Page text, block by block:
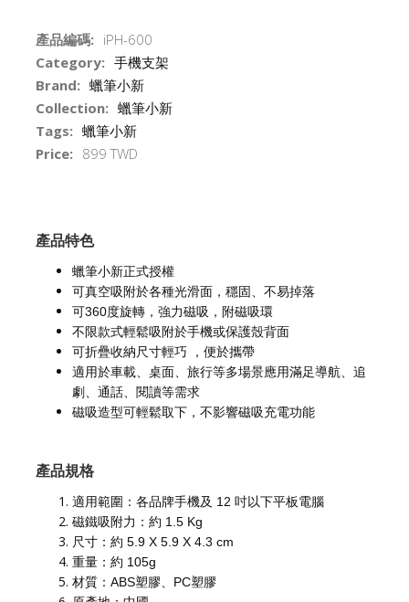
產品編碼: iPH-600
Category: 手機支架
Brand: 蠟筆小新
Collection: 蠟筆小新
Tags: 蠟筆小新
Price: 899 TWD
產品特色
蠟筆小新正式授權
可真空吸附於各種光滑面，穩固、不易掉落
可360度旋轉，強力磁吸，附磁吸環
不限款式輕鬆吸附於手機或保護殼背面
可折疊收納尺寸輕巧 ，便於攜帶
適用於車載、桌面、旅行等多場景應用滿足導航、追
劇、通話、閱讀等需求
磁吸造型可輕鬆取下，不影響磁吸充電功能
產品規格
適用範圍：各品牌手機及 12 吋以下平板電腦
磁鐵吸附力：約 1.5 Kg
尺寸：約 5.9 X 5.9 X 4.3 cm
重量：約 105g
材質：ABS塑膠、PC塑膠